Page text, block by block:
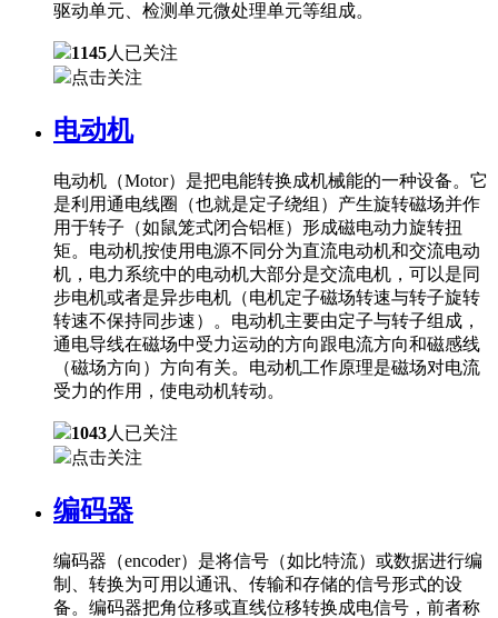
驱动单元、检测单元微处理单元等组成。
1145人已关注
点击关注
电动机
电动机（Motor）是把电能转换成机械能的一种设备。它
是利用通电线圈（也就是定子绕组）产生旋转磁场并作
用于转子（如鼠笼式闭合铝框）形成磁电动力旋转扭
矩。电动机按使用电源不同分为直流电动机和交流电动
机，电力系统中的电动机大部分是交流电机，可以是同
步电机或者是异步电机（电机定子磁场转速与转子旋转
转速不保持同步速）。电动机主要由定子与转子组成，
通电导线在磁场中受力运动的方向跟电流方向和磁感线
（磁场方向）方向有关。电动机工作原理是磁场对电流
受力的作用，使电动机转动。
1043人已关注
点击关注
编码器
编码器（encoder）是将信号（如比特流）或数据进行编
制、转换为可用以通讯、传输和存储的信号形式的设
备。编码器把角位移或直线位移转换成电信号，前者称